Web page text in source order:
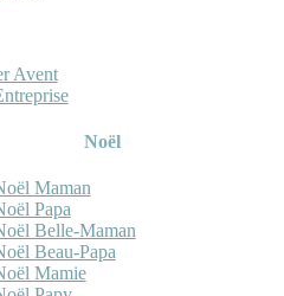
Avent
Noël
Maman
Papa
Belle-Maman
Beau-Papa
Mamie